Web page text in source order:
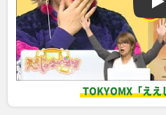
￥12,000
サーナイトex SV1S
101/078 SAR
￥12,000
ロケット団のファイヤ
ーex SV10 124/098
SAR
レックウザ S3a
￥11,000
コイキング SV1a
080/073 AR
TOKYOMX「え